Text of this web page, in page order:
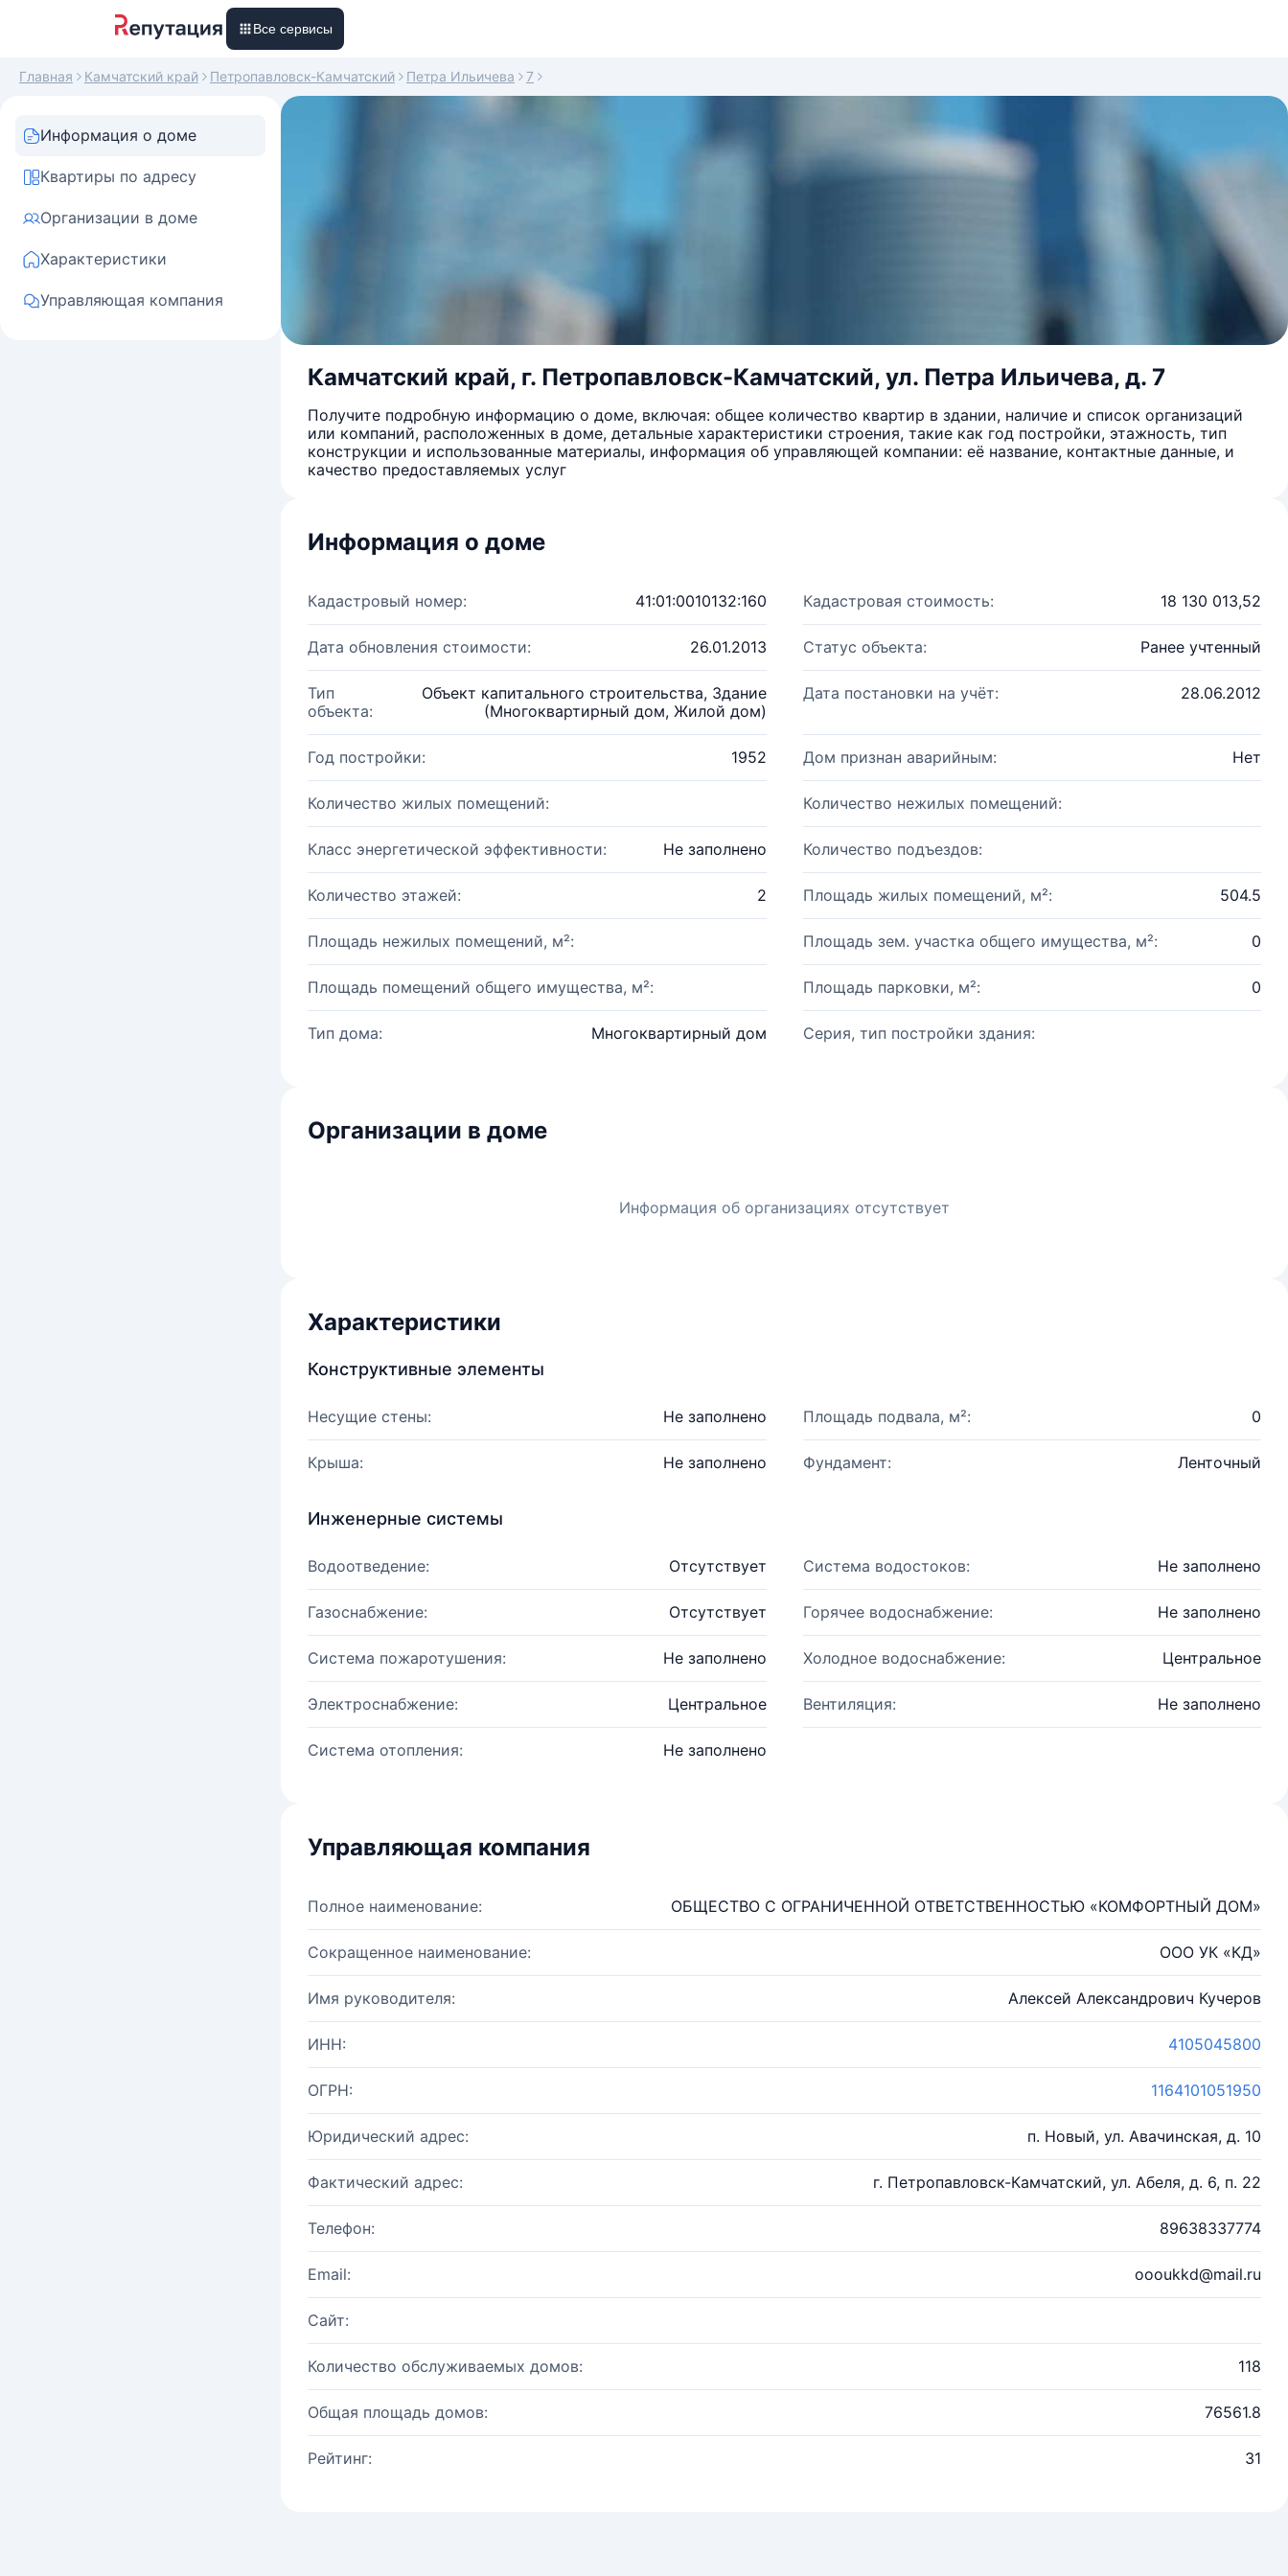
Все сервисы
Главная Камчатский край Петропавловск-Камчатский Петра Ильичева 7
Информация о доме
Квартиры по адресу
Организации в доме
Характеристики
Управляющая компания
Камчатский край, г. Петропавловск-Камчатский, ул. Петра Ильичева, д. 7
Получите подробную информацию о доме, включая: общее количество квартир в здании, наличие и список организаций
или компаний, расположенных в доме, детальные характеристики строения, такие как год постройки, этажность, тип
конструкции и использованные материалы, информация об управляющей компании: её название, контактные данные, и
качество предоставляемых услуг
Информация о доме
Кадастровый номер: 41:01:0010132:160 Кадастровая стоимость: 18 130 013,52
Дата обновления стоимости: 26.01.2013 Статус объекта: Ранее учтенный
Тип
объекта:
Объект капитального строительства, Здание
(Многоквартирный дом, Жилой дом)
Дата постановки на учёт: 28.06.2012
Год постройки: 1952 Дом признан аварийным: Нет
Количество жилых помещений: Количество нежилых помещений:
Класс энергетической эффективности: Не заполнено Количество подъездов:
Количество этажей: 2 Площадь жилых помещений, м²: 504.5
Площадь нежилых помещений, м²: Площадь зем. участка общего имущества, м²: 0
Площадь помещений общего имущества, м²: Площадь парковки, м²: 0
Тип дома: Многоквартирный дом Серия, тип постройки здания:
Организации в доме
Информация об организациях отсутствует
Характеристики
Конструктивные элементы
Несущие стены: Не заполнено Площадь подвала, м²: 0
Крыша: Не заполнено Фундамент: Ленточный
Инженерные системы
Водоотведение: Отсутствует Система водостоков: Не заполнено
Газоснабжение: Отсутствует Горячее водоснабжение: Не заполнено
Система пожаротушения: Не заполнено Холодное водоснабжение: Центральное
Электроснабжение: Центральное Вентиляция: Не заполнено
Система отопления: Не заполнено
Управляющая компания
Полное наименование: ОБЩЕСТВО С ОГРАНИЧЕННОЙ ОТВЕТСТВЕННОСТЬЮ «КОМФОРТНЫЙ ДОМ»
Сокращенное наименование: ООО УК «КД»
Имя руководителя: Алексей Александрович Кучеров
ИНН: 4105045800
ОГРН: 1164101051950
Юридический адрес: п. Новый, ул. Авачинская, д. 10
Фактический адрес: г. Петропавловск-Камчатский, ул. Абеля, д. 6, п. 22
Телефон: 89638337774
Email: oooukkd@mail.ru
Сайт:
Количество обслуживаемых домов: 118
Общая площадь домов: 76561.8
Рейтинг: 31